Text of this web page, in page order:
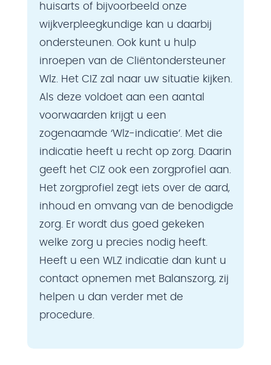
huisarts of bijvoorbeeld onze
wijkverpleegkundige kan u daarbij
ondersteunen. Ook kunt u hulp
inroepen van de Cliëntondersteuner
Wlz. Het CIZ zal naar uw situatie kijken.
Als deze voldoet aan een aantal
voorwaarden krijgt u een
zogenaamde ‘Wlz-indicatie’. Met die
indicatie heeft u recht op zorg. Daarin
geeft het CIZ ook een zorgprofiel aan.
Het zorgprofiel zegt iets over de aard,
inhoud en omvang van de benodigde
zorg. Er wordt dus goed gekeken
welke zorg u precies nodig heeft.
Heeft u een WLZ indicatie dan kunt u
contact opnemen met Balanszorg, zij
helpen u dan verder met de
procedure.